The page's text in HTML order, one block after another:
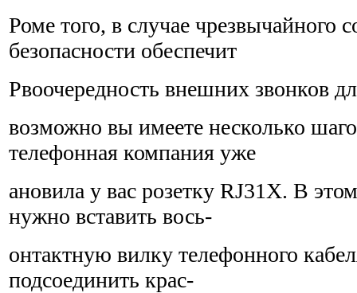
Роме того, в случае чрезвычайного
безопасности обеспечит
Рвоочередность внешних звонков
возможно вы имеете несколько
телефонная компания уже
ановила у вас розетку RJ31X. В
нужно вставить вось-
онтактную вилку телефонного
подсоединить крас-